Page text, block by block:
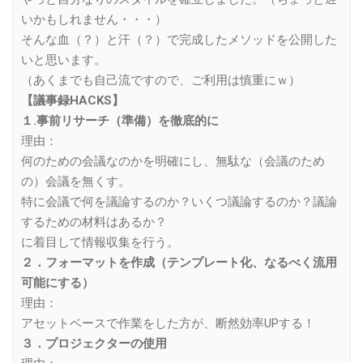
いかもしれません・・・）
そんな血（？）と汗（？）で完成したメソッドを公開した
いと思います。
（あくまでも自己流ですので、ご利用は慎重にｗ）
【議事録HACKS】
１.事前リサーチ（準備）を徹底的に
理由：
何のための会議なのかを明確にし、無駄な（会議のため
の）会議を無くす。
特に会議で何を議論するのか？いくつ議論するのか？議論
するための材料はあるか？
に着目して情報収集を行う。
２．フォーマットを作成（テンプレート化、なるべく流用
可能にする）
理由：
アセットベースで作業をした方が、断然効率UPする！
３．プロジェクターの使用